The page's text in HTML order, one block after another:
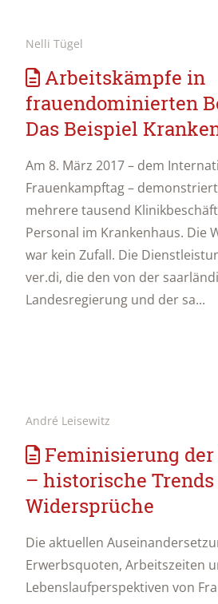
Nelli Tügel
Arbeitskämpfe in
frauendominierten
Das Beispiel
Am 8. März 2017 – dem
Frauenkampftag –
mehrere tausend
Personal im Krankenhaus. Die
war kein Zufall. Die
ver.di, die den von der
Landesregierung und der sa...
André Leisewitz
Feminisierung
– historische
Widersprüche
Die aktuellen
Erwerbsquoten, Arbeitszeiten
Lebenslaufperspektiven von